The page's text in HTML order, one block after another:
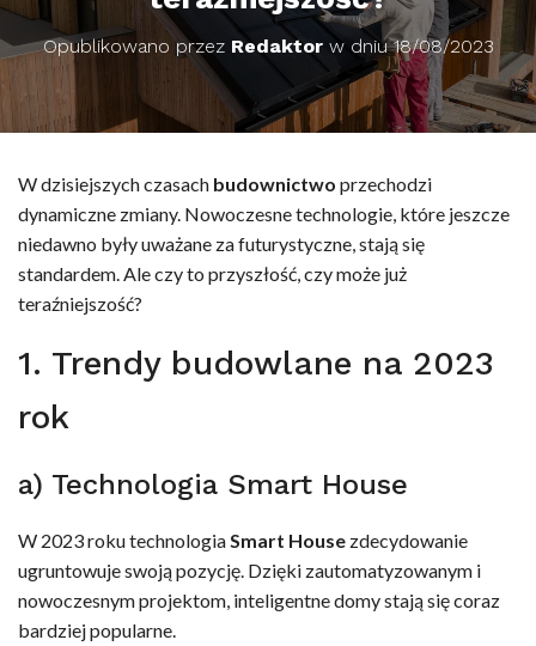
Opublikowano przez Redaktorw dniu18/08/2023
W dzisiejszych czasach budownictwo przechodzi
dynamiczne zmiany. Nowoczesne technologie, które jeszcze
niedawno były uważane za futurystyczne, stają się
standardem. Ale czy to przyszłość, czy może już
teraźniejszość?
1. Trendy budowlane na 2023
rok
a) Technologia Smart House
W 2023 roku technologiaSmart House zdecydowanie
ugruntowuje swoją pozycję. Dzięki zautomatyzowanym i
nowoczesnym projektom, inteligentne domy stają się coraz
bardziej popularne.